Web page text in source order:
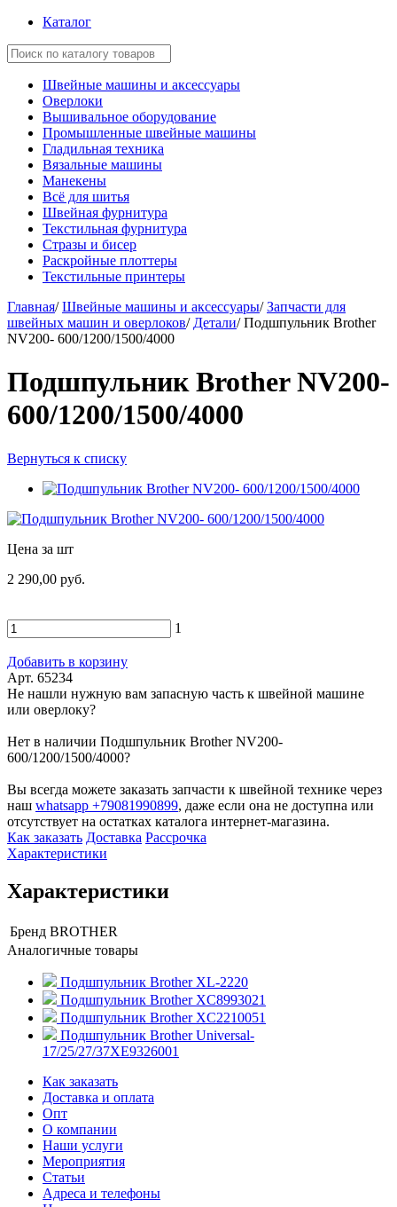
Каталог
Швейные машины и аксессуары
Оверлоки
Вышивальное оборудование
Промышленные швейные машины
Гладильная техника
Вязальные машины
Манекены
Всё для шитья
Швейная фурнитура
Текстильная фурнитура
Стразы и бисер
Раскройные плоттеры
Текстильные принтеры
Главная/ Швейные машины и аксессуары/ Запчасти для
швейных машин и оверлоков/ Детали/ Подшпульник Brother
NV200- 600/1200/1500/4000
Подшпульник Brother NV200-
600/1200/1500/4000
Вернуться к списку
Цена за шт
2 290,00 руб.
1
Добавить в корзину
Арт. 65234
Не нашли нужную вам запасную часть к швейной машине
или оверлоку?
Нет в наличии Подшпульник Brother NV200-
600/1200/1500/4000?
Вы всегда можете заказать запчасти к швейной технике через
наш whatsapp +79081990899, даже если она не доступна или
отсутствует на остатках каталога интернет-магазина.
Как заказать Доставка Рассрочка
Характеристики
Характеристики
Бренд BROTHER
Аналогичные товары
Подшпульник Brother XL-2220
Подшпульник Brother XC8993021
Подшпульник Brother XC2210051
Подшпульник Brother Universal-
17/25/27/37XE9326001
Как заказать
Доставка и оплата
Опт
О компании
Наши услуги
Мероприятия
Статьи
Адреса и телефоны